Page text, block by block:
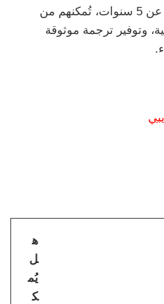
مُتخصص، لديهم خبرة لا تقل عن 5 سنوات، تُمكنهم من
وتوفير ترجمة موثوقة
ه
ل
يُم
ك